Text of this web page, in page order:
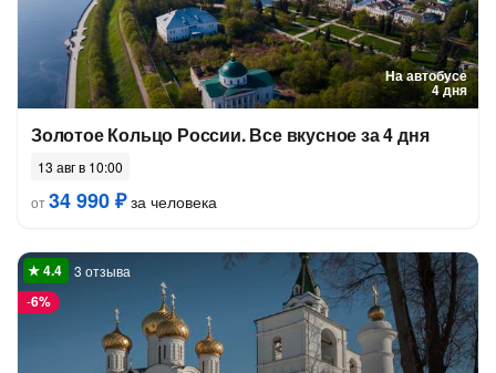
На автобусе
4 дня
Золотое Кольцо России. Все вкусное за 4 дня
13 авг в 10:00
от34 990 ₽за человека
-6%
3 отзыва